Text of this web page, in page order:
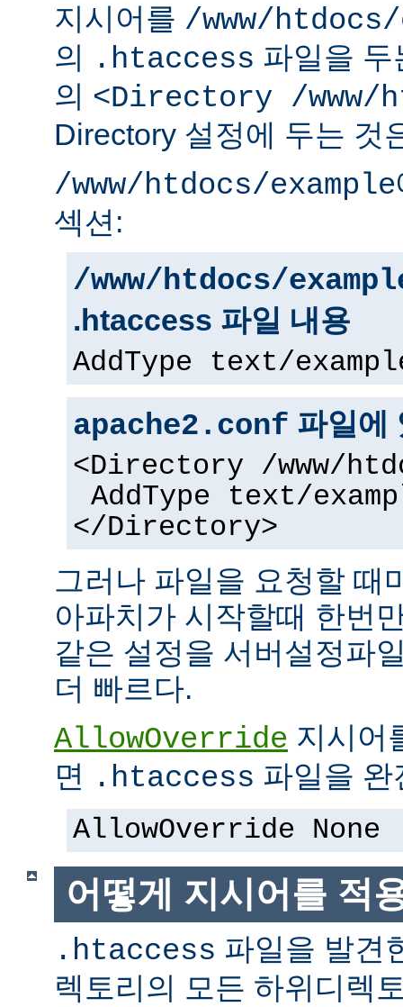
지시어를 /www/
의
.htaccess 파일을
의 <Directory /www/
Directory 설정에 두는 것
/www/htdocs/example
섹션:
/www/htdocs/
.htaccess 파일 내용
AddType text/
apache2.conf 파일에
<Directory /www/
AddType text/
</Directory>
그러나 파일을 요청할 때
아파치가 시작할때 한번
같은 설정을 서버설정파
더 빠르다.
AllowOverride 지시어
면 .htaccess 파일을
AllowOverride None
어떻게 지시어를 적
.htaccess 파일을 발견
렉토리의 모든 하위디렉